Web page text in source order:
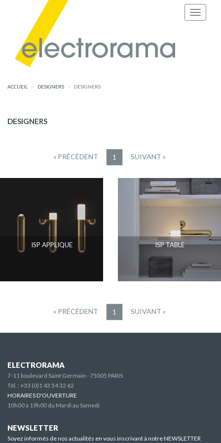
ACCUEIL DESIGNERS DESIGNERS
DESIGNERS
« PRÉCÉDENT 1 SUIVANT »
ISP APPLIQUE ISP TABLE
« PRÉCÉDENT 1 SUIVANT »
ELECTRORAMA
7-11 boulevard Saint Germain - 75005 PARIS
Tél. : +33 (0)1 43 54 32 62
HORAIRES D'OUVERTURE
10h00 à 19h00 du Mardi au Samedi
NEWSLETTER
Soyez informés de nos actualités en vous inscrivant à notre NEWSLETTER